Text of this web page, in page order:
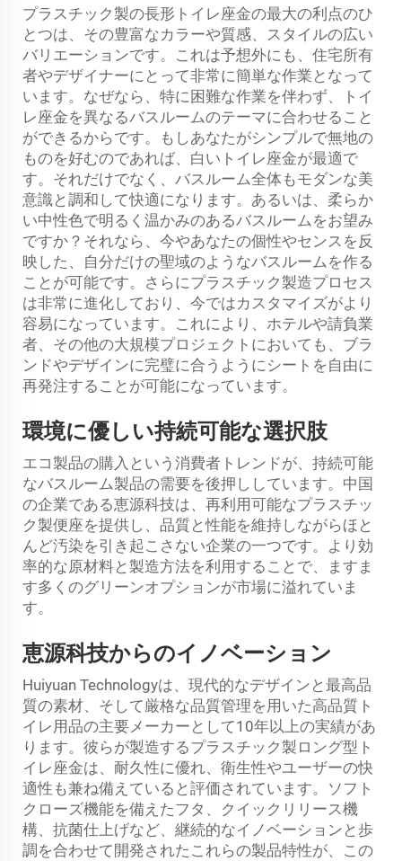
プラスチック製の長形トイレ座金の最大の利点のひ
とつは、その豊富なカラーや質感、スタイルの広い
バリエーションです。これは予想外にも、住宅所有
者やデザイナーにとって非常に簡単な作業となって
います。なぜなら、特に困難な作業を伴わず、トイ
レ座金を異なるバスルームのテーマに合わせること
ができるからです。もしあなたがシンプルで無地の
ものを好むのであれば、白いトイレ座金が最適で
す。それだけでなく、バスルーム全体もモダンな美
意識と調和して快適になります。あるいは、柔らか
い中性色で明るく温かみのあるバスルームをお望み
ですか？それなら、今やあなたの個性やセンスを反
映した、自分だけの聖域のようなバスルームを作る
ことが可能です。さらにプラスチック製造プロセス
は非常に進化しており、今ではカスタマイズがより
容易になっています。これにより、ホテルや請負業
者、その他の大規模プロジェクトにおいても、ブラ
ンドやデザインに完璧に合うようにシートを自由に
再発注することが可能になっています。
環境に優しい持続可能な選択肢
エコ製品の購入という消費者トレンドが、持続可能
なバスルーム製品の需要を後押ししています。中国
の企業である恵源科技は、再利用可能なプラスチッ
ク製便座を提供し、品質と性能を維持しながらほと
んど汚染を引き起こさない企業の一つです。より効
率的な原材料と製造方法を利用することで、ますま
す多くのグリーンオプションが市場に溢れていま
す。
恵源科技からのイノベーション
Huiyuan Technologyは、現代的なデザインと最高品
質の素材、そして厳格な品質管理を用いた高品質ト
イレ用品の主要メーカーとして10年以上の実績があ
ります。彼らが製造するプラスチック製ロング型ト
イレ座金は、耐久性に優れ、衛生性やユーザーの快
適性も兼ね備えていると評価されています。ソフト
クローズ機能を備えたフタ、クイックリリース機
構、抗菌仕上げなど、継続的なイノベーションと歩
調を合わせて開発されたこれらの製品特性が、この